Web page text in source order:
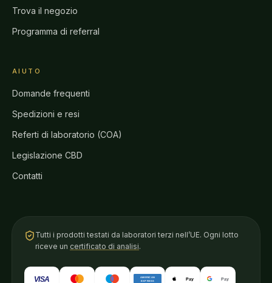
Trova il negozio
Programma di referral
AIUTO
Domande frequenti
Spedizioni e resi
Referti di laboratorio (COA)
Legislazione CBD
Contatti
Tutti i prodotti testati da laboratori terzi nell’UE. Ogni lotto
riceve un certificato di analisi.
VISA AMERICAN
EXPRESS Pay Pay